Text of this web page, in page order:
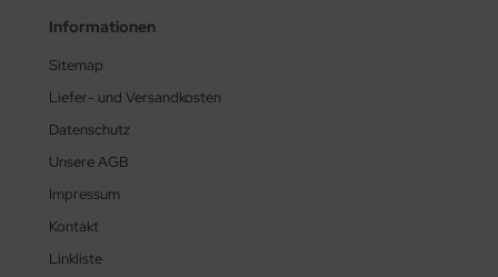
Informationen
Sitemap
Liefer- und Versandkosten
Datenschutz
Unsere AGB
Impressum
Kontakt
Linkliste